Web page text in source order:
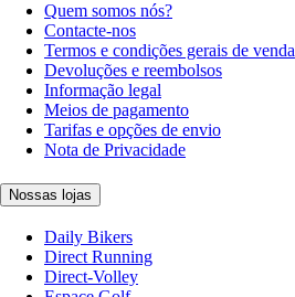
Quem somos nós?
Contacte-nos
Termos e condições gerais de venda
Devoluções e reembolsos
Informação legal
Meios de pagamento
Tarifas e opções de envio
Nota de Privacidade
Nossas lojas
Daily Bikers
Direct Running
Direct-Volley